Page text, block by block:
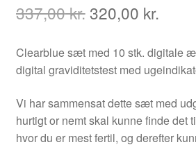
337,00kr. Den
oprindelige
pris
var:
337,00
kr..
320,00 kr.
pris
er:
kr..
Clearblue sæt med 10 stk. digitale
digital graviditetstest med
Vi har sammensat dette sæt med
hurtigt or nemt skal kunne finde det
hvor du er mest fertil, og derefter